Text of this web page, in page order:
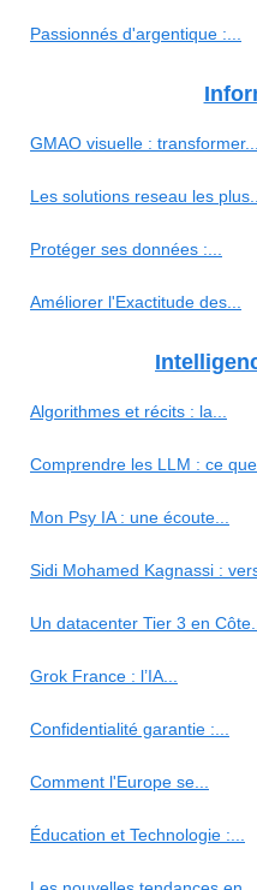
Passionnés d'argentique :...
GMAO visuelle : transformer...
Les solutions reseau les
Protéger ses données :...
Améliorer l'Exactitude des...
Algorithmes et récits : la...
Comprendre les LLM : ce
Mon Psy IA : une écoute...
Sidi Mohamed Kagnassi :
Un datacenter Tier 3 en
Grok France : l’IA...
Confidentialité garantie :...
Comment l'Europe se...
Éducation et Technologie :...